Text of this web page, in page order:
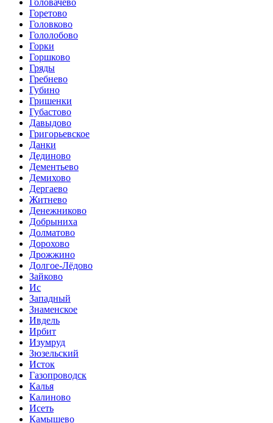
Горетово
Головково
Гололобово
Горки
Горшково
Гряды
Гребнево
Губино
Гришенки
Губастово
Давыдово
Григорьевское
Данки
Дединово
Дементьево
Демихово
Дергаево
Житнево
Денежниково
Добрыниха
Долматово
Дорохово
Дрожжино
Долгое-Лёдово
Зайково
Ис
Западный
Знаменское
Ивдель
Ирбит
Изумруд
Зюзельский
Исток
Газопроводск
Калья
Калиново
Исеть
Камышево